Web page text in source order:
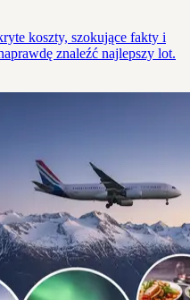
koszty, szokujące fakty i
znaleźć najlepszy lot.